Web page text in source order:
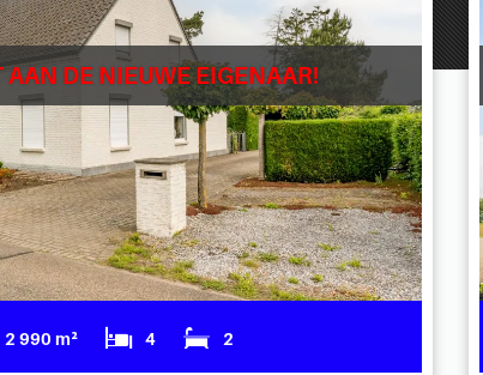
AAN DE NIEUWE EIGENAAR!
2 990 m² 4 2